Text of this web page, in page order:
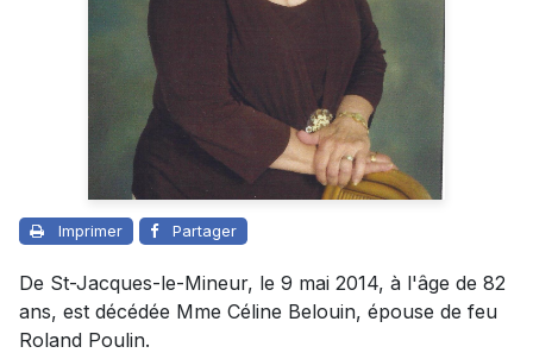
Imprimer Partager
De St-Jacques-le-Mineur, le 9 mai 2014, à l'âge de 82
ans, est décédée Mme Céline Belouin, épouse de feu
Roland Poulin.